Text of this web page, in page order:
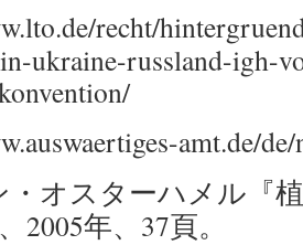
recht/
ukraine-russland-igh-
amt.de/
・オスターハメル『
2005年、37頁。